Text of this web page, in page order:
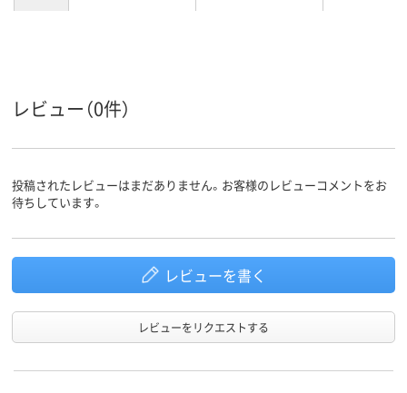
レビュー（0件）
投稿されたレビューはまだありません。お客様のレビューコメントをお
待ちしています。
レビューを書く
レビューをリクエストする